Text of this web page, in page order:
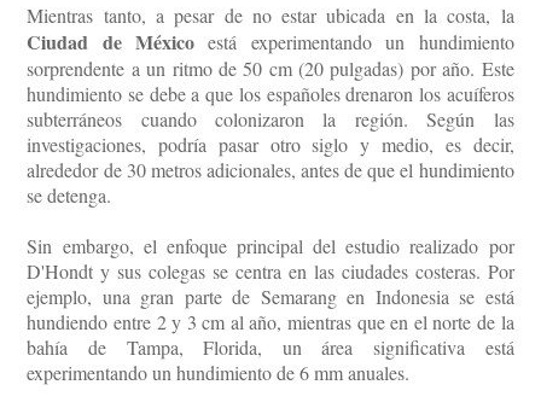
Mientras tanto, a pesar de no estar ubicada en la costa, la
Ciudad de México está experimentando un hundimiento
sorprendente a un ritmo de 50 cm (20 pulgadas) por año. Este
hundimiento se debe a que los españoles drenaron los acuíferos
subterráneos cuando colonizaron la región. Según las
investigaciones, podría pasar otro siglo y medio, es decir,
alrededor de 30 metros adicionales, antes de que el hundimiento
se detenga.
Sin embargo, el enfoque principal del estudio realizado por
D'Hondt y sus colegas se centra en las ciudades costeras. Por
ejemplo, una gran parte de Semarang en Indonesia se está
hundiendo entre 2 y 3 cm al año, mientras que en el norte de la
bahía de Tampa, Florida, un área significativa está
experimentando un hundimiento de 6 mm anuales.